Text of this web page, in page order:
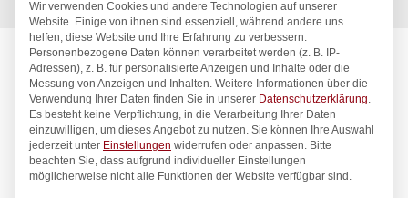
Wir verwenden Cookies und andere Technologien auf unserer
Website. Einige von ihnen sind essenziell, während andere uns
helfen, diese Website und Ihre Erfahrung zu verbessern.
Personenbezogene Daten können verarbeitet werden (z. B. IP-
Adressen), z. B. für personalisierte Anzeigen und Inhalte oder die
Messung von Anzeigen und Inhalten. Weitere Informationen über die
Verwendung Ihrer Daten finden Sie in unserer Datenschutzerklärung.
Es besteht keine Verpflichtung, in die Verarbeitung Ihrer Daten
einzuwilligen, um dieses Angebot zu nutzen. Sie können Ihre Auswahl
jederzeit unter Einstellungen widerrufen oder anpassen. Bitte
beachten Sie, dass aufgrund individueller Einstellungen
möglicherweise nicht alle Funktionen der Website verfügbar sind.